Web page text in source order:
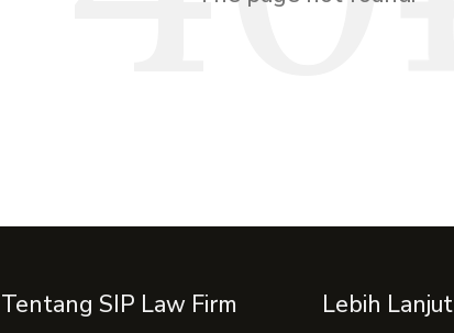
Tentang SIP Law Firm Lebih Lanjut